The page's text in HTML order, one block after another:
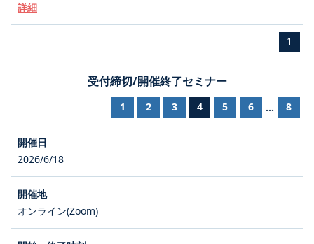
詳細
1
受付締切/開催終了セミナー
1 2 3 4 5 6 ... 8
2026/6/18
オンライン(Zoom)